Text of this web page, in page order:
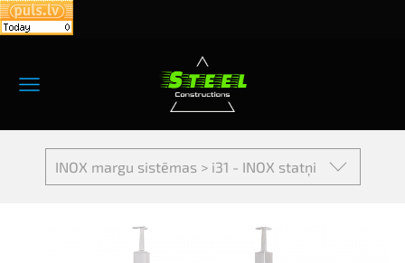
INOX margu sistēmas > i31 - INOX statņi